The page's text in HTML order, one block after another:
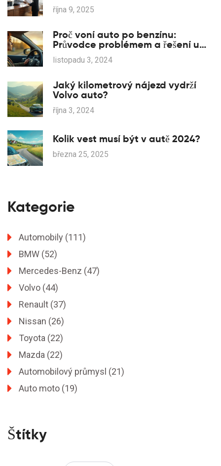
října 9, 2025
Proč voní auto po benzínu:
Průvodce problémem a řešení u
vozů Renault
listopadu 3, 2024
Jaký kilometrový nájezd vydrží
Volvo auto?
října 3, 2024
Kolik vest musí být v autě 2024?
března 25, 2025
Kategorie
Automobily (111)
BMW (52)
Mercedes-Benz (47)
Volvo (44)
Renault (37)
Nissan (26)
Toyota (22)
Mazda (22)
Automobilový průmysl (21)
Auto moto (19)
Štítky